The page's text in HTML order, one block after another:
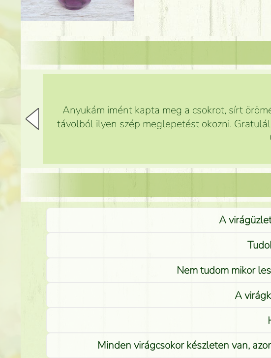
Anyukám imént kapta meg a csokrot, sírt
távolból ilyen szép meglepetést okozni.
A
Nem tudom mikor
A
Minden virágcsokor készleten van,